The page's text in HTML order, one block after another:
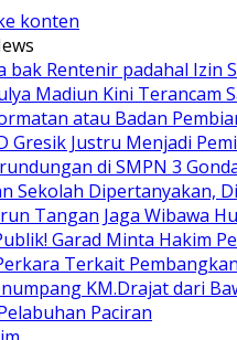
konten
bak Rentenir padahal Izin
Madiun Kini Terancam
atau Badan
Gresik Justru Menjadi
di SMPN 3
Sekolah Dipertanyakan,
Tangan Jaga Wibawa
Garad Minta Hakim
Terkait
KM.Drajat dari
Paciran